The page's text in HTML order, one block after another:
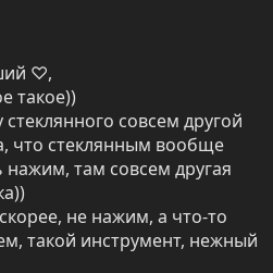
♡,
такое))
совсем другой
что стеклянным вообще
там совсем другая
не нажим, а что-то
такой инструмент, нежный